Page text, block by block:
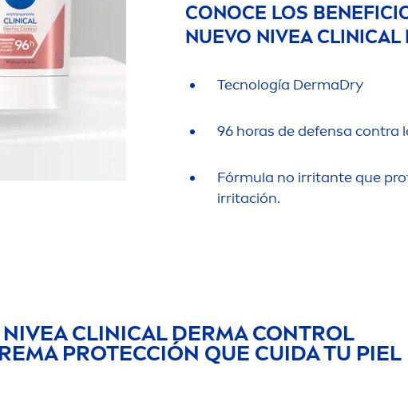
CONOCE LOS
NUEVO NIVEACLINICAL
Tecnología DermaDry
96 horas de defensa contra
Fórmula no irritante que
irritación.
NIVEACLINICAL DERMA CONTROL
PROTECCIÓN QUE CUIDA TU PIEL